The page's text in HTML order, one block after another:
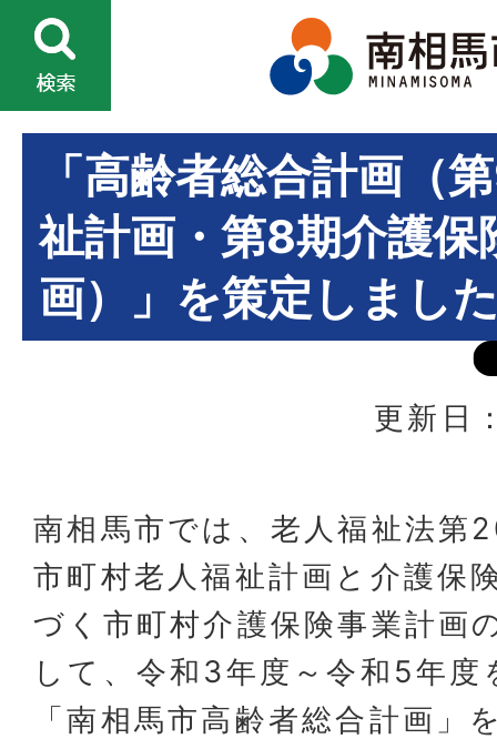
「高齢者総合計画（
祉計画・第8期介護保
画）」を策定しまし
更新日
南相馬市では、老人福祉法第
市町村老人福祉計画と介護保
づく市町村介護保険事業計画
して、令和3年度～令和5年
「南相馬市高齢者総合計画」